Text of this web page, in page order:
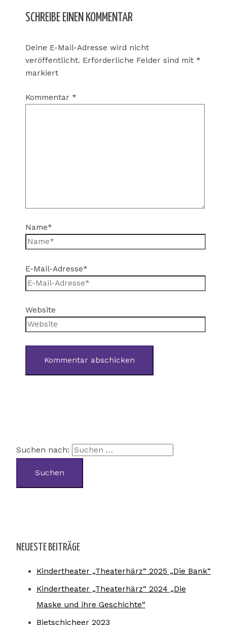
SCHREIBE EINEN KOMMENTAR
Deine E-Mail-Adresse wird nicht
veröffentlicht. Erforderliche Felder sind mit *
markiert
Kommentar *
Name*
E-Mail-Adresse*
Website
Suchen nach:
NEUESTE BEITRÄGE
Kindertheater „Theaterhärz“ 2025 „Die Bank“
Kindertheater „Theaterhärz“ 2024 „Die
Maske und ihre Geschichte“
Bietschicheer 2023